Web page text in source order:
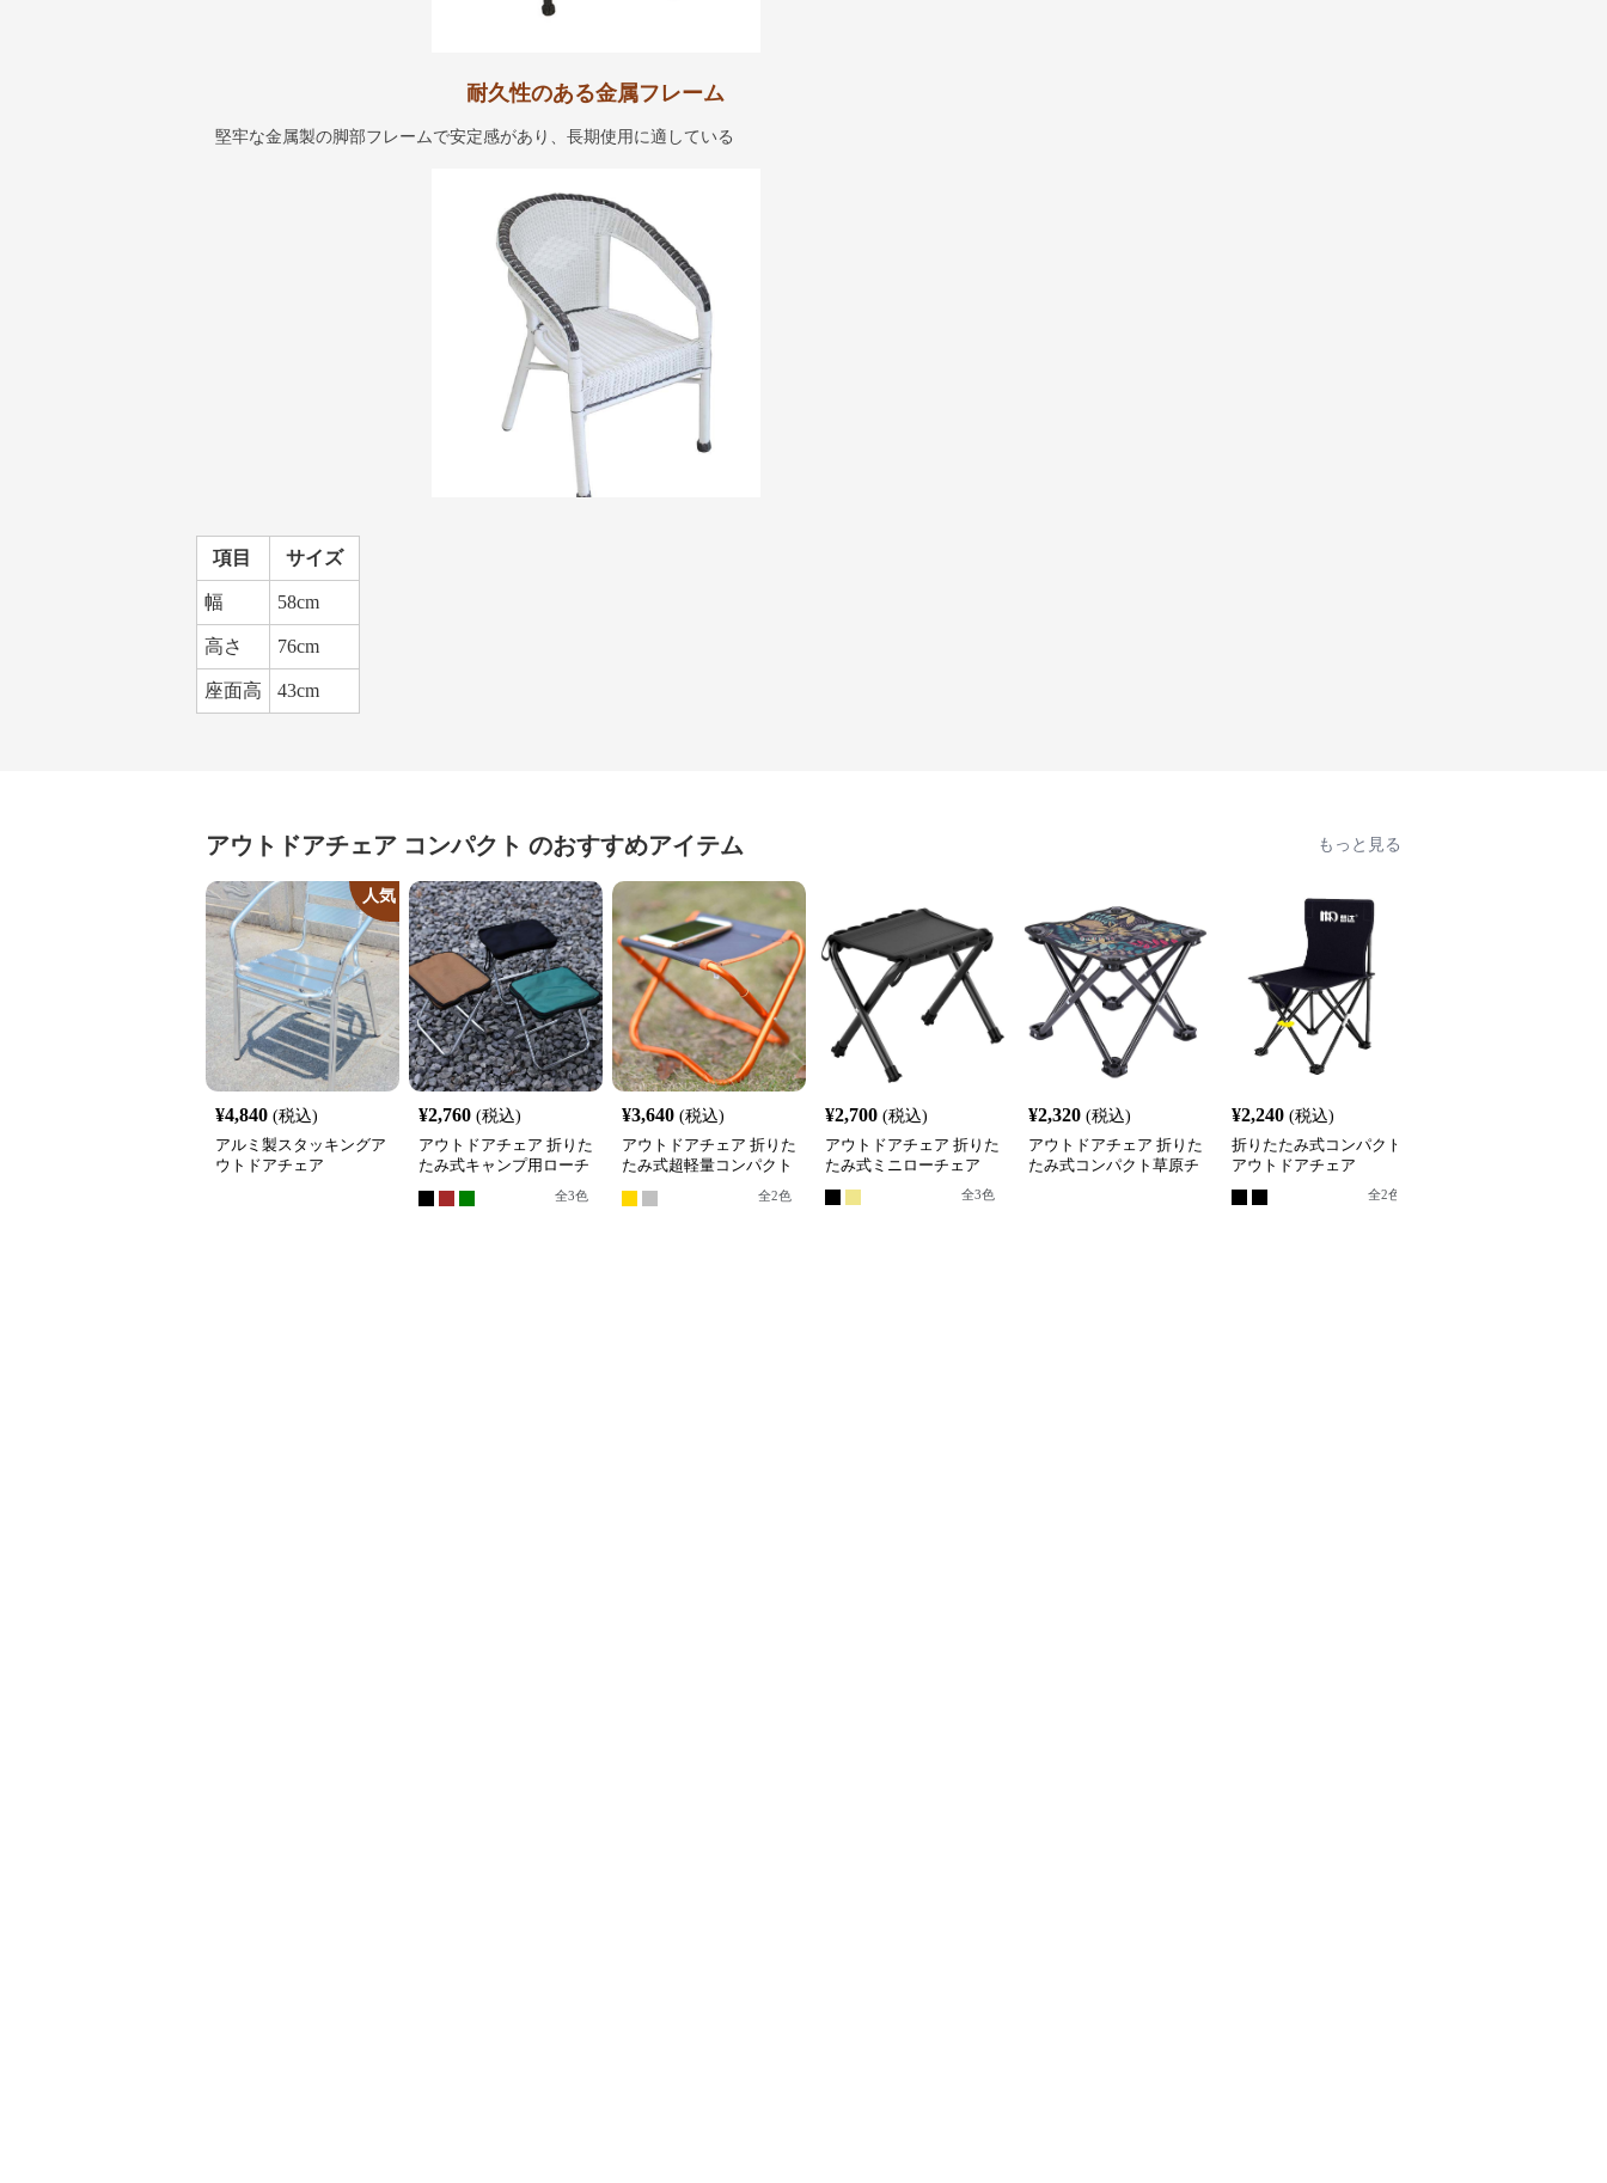
耐久性のある金属フレーム
堅牢な金属製の脚部フレームで安定感があり、長期使用に適している
項目 サイズ
幅 58cm
高さ 76cm
座面高 43cm
アウトドアチェア コンパクト のおすすめアイテム もっと見る
人気
¥4,840 (税込)
アルミ製スタッキングア
ウトドアチェア
¥2,760 (税込)
アウトドアチェア 折りた
たみ式キャンプ用ローチ
全3色
¥3,640 (税込)
アウトドアチェア 折りた
たみ式超軽量コンパクト
全2色
¥2,700 (税込)
アウトドアチェア 折りた
たみ式ミニローチェア
全3色
¥2,320 (税込)
アウトドアチェア 折りた
たみ式コンパクト草原チ
¥2,240 (税込)
折りたたみ式コンパクト
アウトドアチェア
全2色